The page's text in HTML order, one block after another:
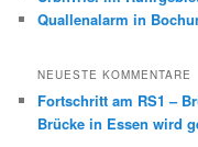
Quallenalarm in
NEUESTE KOMMENTARE
Fortschritt am RS1 –
Brücke in Essen wird